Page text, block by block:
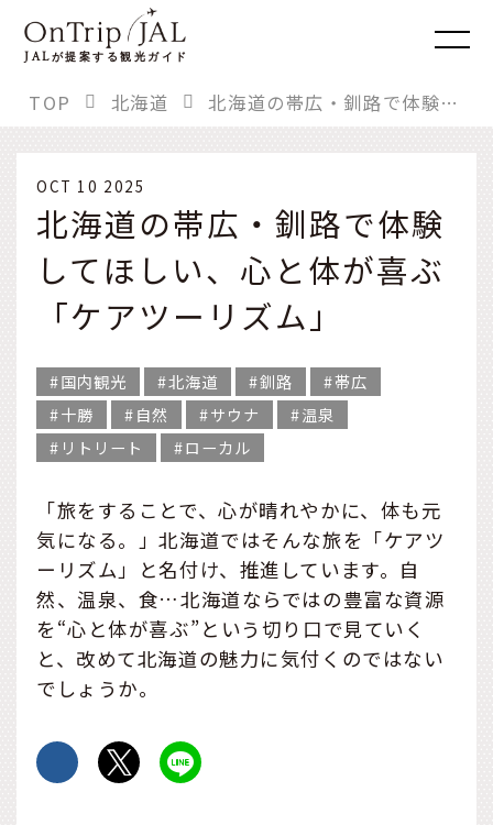
JALが提案する観光ガイド
TOP 北海道 北海道の帯広・釧路で体験してほしい、心と体が喜ぶ「ケアツーリズム」
OCT 10 2025
北海道の帯広・釧路で体験
してほしい、心と体が喜ぶ
「ケアツーリズム」
国内観光 北海道 釧路
帯広
十勝
自然 サウナ
温泉
リトリート
ローカル
「旅をすることで、心が晴れやかに、体も元
気になる。」北海道ではそんな旅を「ケアツ
ーリズム」と名付け、推進しています。自
然、温泉、食…北海道ならではの豊富な資源
を“心と体が喜ぶ”という切り口で見ていく
と、改めて北海道の魅力に気付くのではない
でしょうか。